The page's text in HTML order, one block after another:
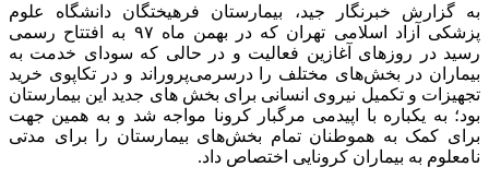
به گزارش خبرنگار جید، بیمارستان فرهیختگان دانشگاه علوم
پزشکی آزاد اسلامی تهران که در بهمن ماه ۹۷ به افتتاح رسمی
رسید در روزهای آغازین فعالیت و در حالی که سودای خدمت به
بیماران در بخش‌های مختلف را درسرمی‌پروراند و در تکاپوی خرید
تجهیزات و تکمیل نیروی انسانی برای بخش های جدید این بیمارستان
بود؛ به یکباره با اپیدمی مرگبار کرونا مواجه شد و به همین جهت
برای کمک به هموطنان تمام بخش‌های بیمارستان را برای مدتی
نامعلوم به بیماران کرونایی اختصاص داد.